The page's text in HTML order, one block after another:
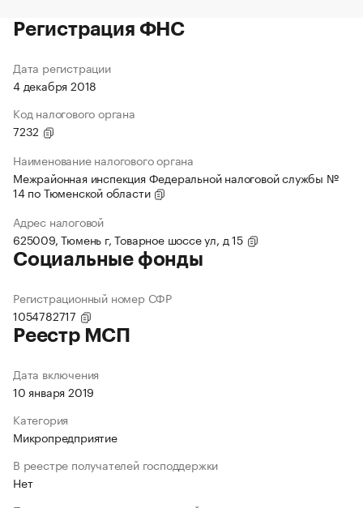
Регистрация ФНС
Дата регистрации
4 декабря 2018
Код налогового органа
7232
Наименование налогового органа
Межрайонная инспекция Федеральной налоговой службы №
14 по Тюменской области
Адрес налоговой
625009, Тюмень г, Товарное шоссе ул, д 15
Социальные фонды
Регистрационный номер СФР
1054782717
Реестр МСП
Дата включения
10 января 2019
Категория
Микропредприятие
В реестре получателей господдержки
Нет